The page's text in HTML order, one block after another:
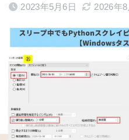
2023年5月6日 2026年8